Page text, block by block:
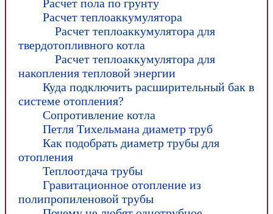
Расчет пола по грунту
Расчет теплоаккумулятора
Расчет теплоаккумулятора для
твердотопливного котла
Расчет теплоаккумулятора для
накопления тепловой энергии
Куда подключить расширительный бак в
системе отопления?
Сопротивление котла
Петля Тихельмана диаметр труб
Как подобрать диаметр трубы для
отопления
Теплоотдача трубы
Гравитационное отопление из
полипропиленовой трубы